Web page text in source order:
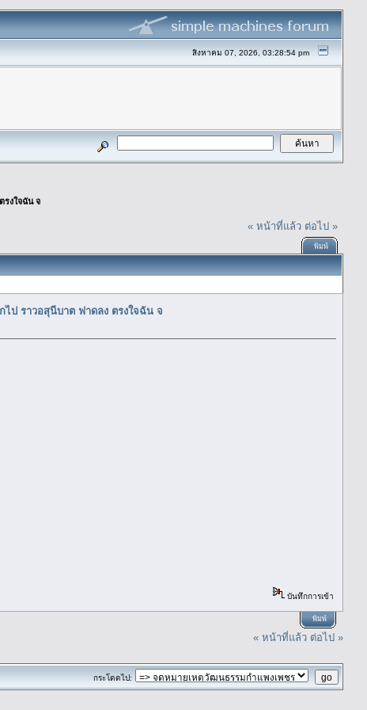
สิงหาคม 07, 2026, 03:28:54 pm
งใจฉัน จ
« หน้าที่แล้ว ต่อไป »
พิมพ์
ป ราวอสุนีบาต ฟาดลง ตรงใจฉัน จ
บันทึกการเข้า
พิมพ์
« หน้าที่แล้ว ต่อไป »
กระโดดไป: